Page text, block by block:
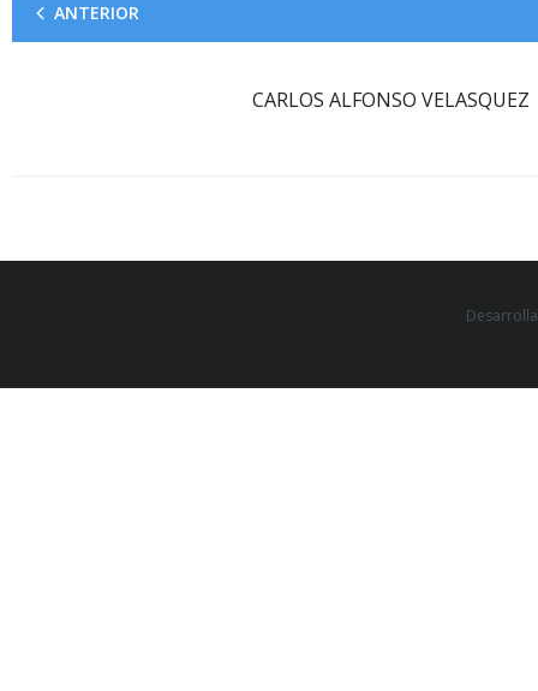
ANTERIOR
CARLOS ALFONSO VELASQUEZ